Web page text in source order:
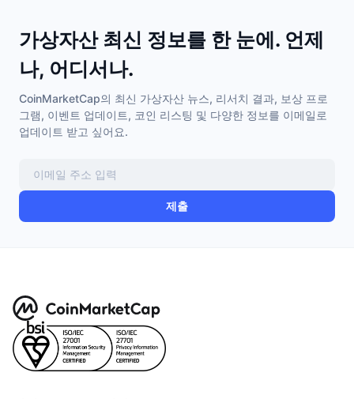
가상자산 최신 정보를 한 눈에. 언제
나, 어디서나.
CoinMarketCap의 최신 가상자산 뉴스, 리서치 결과, 보상 프로
그램, 이벤트 업데이트, 코인 리스팅 및 다양한 정보를 이메일로
업데이트 받고 싶어요.
제출